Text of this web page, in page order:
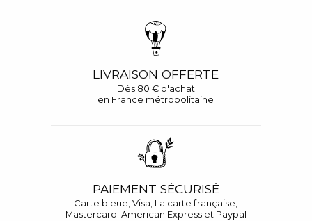
LIVRAISON OFFERTE
Dès 80 € d'achat
en France métropolitaine
PAIEMENT SÉCURISÉ
Carte bleue, Visa, La carte française,
Mastercard, American Express et Paypal